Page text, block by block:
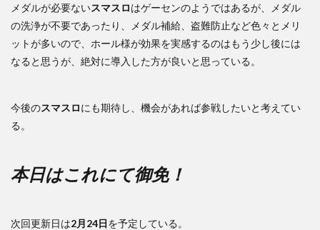
メダルが必要ないスマスロはゲーセンのようではあるが、メダル
の洗浄が不要であったり、メダル補給、盗難防止など色々とメリ
ットが多いので、ホール様が効果を実感するのはもう少し後には
なると思うが、絶対に導入した方が良いと思っている。
今後のスマスロにも期待し、機会があれば参戦したいと考えてい
る。
本日はこれにて御免！
次回更新日は2月24日を予定している。